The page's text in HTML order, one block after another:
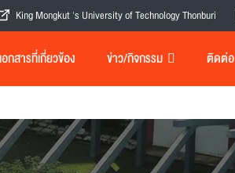
King Mongkut 's University of Technology Thonburi
กสารที่เกี่ยวข้อง ข่าว/กิจกรรม ติดต่อ